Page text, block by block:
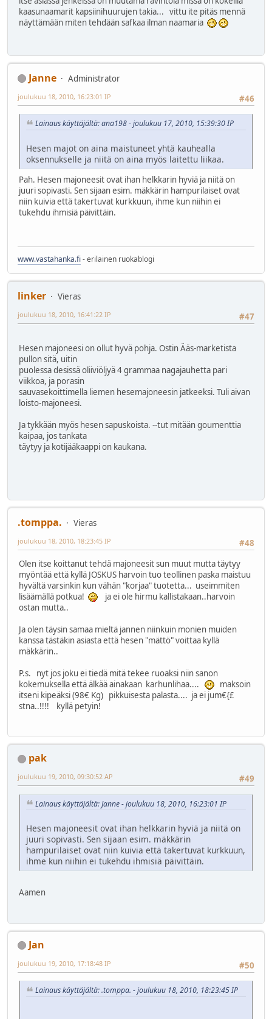
kaasunaamarit kapsiinihuurujen takia... vittu ite pitäs mennä
näyttämään miten tehdään safkaa ilman naamaria
Janne
Administrator
#46
joulukuu 18, 2010, 16:23:01 IP
Lainaus käyttäjältä: ana198 - joulukuu 17, 2010, 15:39:30 IP
Hesen majot on aina maistuneet yhtä kauhealla
oksennukselle ja niitä on aina myös laitettu liikaa.
Pah. Hesen majoneesit ovat ihan helkkarin hyviä ja niitä on
juuri sopivasti. Sen sijaan esim. mäkkärin hampurilaiset ovat
niin kuivia että takertuvat kurkkuun, ihme kun niihin ei
tukehdu ihmisiä päivittäin.
www.vastahanka.fi- erilainen ruokablogi
linker
Vieras
#47
joulukuu 18, 2010, 16:41:22 IP
Hesen majoneesi on ollut hyvä pohja. Ostin Ääs-marketista
pullon sitä, uitin
puolessa desissä oliiviöljyä 4 grammaa nagajauhetta pari
viikkoa, ja porasin
sauvasekoittimella liemen hesemajoneesin jatkeeksi. Tuli aivan
loisto-majoneesi.
Ja tykkään myös hesen sapuskoista. --tut mitään goumenttia
kaipaa, jos tankata
täytyy ja kotijääkaappi on kaukana.
.tomppa.
Vieras
#48
joulukuu 18, 2010, 18:23:45 IP
Olen itse koittanut tehdä majoneesit sun muut mutta täytyy
myöntää että kyllä JOSKUS harvoin tuo teollinen paska maistuu
hyvältä varsinkin kun vähän "korjaa" tuotetta... useimmiten
lisäämällä potkua!
ja ei ole hirmu kallistakaan..harvoin
ostan mutta..
Ja olen täysin samaa mieltä jannen niinkuin monien muiden
kanssa tästäkin asiasta että hesen "mättö" voittaa kyllä
mäkkärin..
P.s. nyt jos joku ei tiedä mitä tekee ruoaksi niin sanon
kokemuksella että älkää ainakaan karhunlihaa....
maksoin
itseni kipeäksi (98€ Kg) pikkuisesta palasta.... ja ei jum€{£
stna..!!!! kyllä petyin!
pak
#49
joulukuu 19, 2010, 09:30:52 AP
Lainaus käyttäjältä: Janne - joulukuu 18, 2010, 16:23:01 IP
Hesen majoneesit ovat ihan helkkarin hyviä ja niitä on
juuri sopivasti. Sen sijaan esim. mäkkärin
hampurilaiset ovat niin kuivia että takertuvat kurkkuun,
ihme kun niihin ei tukehdu ihmisiä päivittäin.
Aamen
Jan
#50
joulukuu 19, 2010, 17:18:48 IP
Lainaus käyttäjältä: .tomppa. - joulukuu 18, 2010, 18:23:45 IP